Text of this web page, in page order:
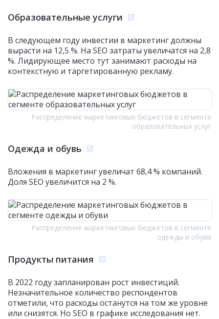
Образовательные услуги
В следующем году инвестии в маркетинг должны
вырасти на 12,5 %. На SEO затраты увеличатся на 2,8
%. Лидирующее место тут занимают расходы на
контекстную и таргетированную рекламу.
Распределение маркетинговых бюджетов в сегменте
образовательных услуг
Одежда и обувь
Вложения в маркетинг увеличат 68,4 % компаний.
Доля SEO увеличится на 2 %.
Распределение маркетинговых бюджетов в сегменте
одежды и обуви
Продукты питания
В 2022 году запланирован рост инвестиций.
Незначительное количество респондентов
отметили, что расходы останутся на том же уровне
или снизятся. Но SEO в графике исследования нет.